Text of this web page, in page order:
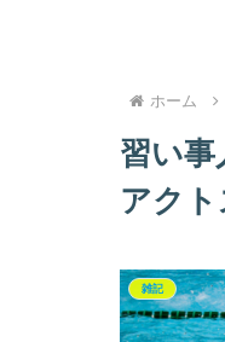
ホーム
習い
アクト
雑記